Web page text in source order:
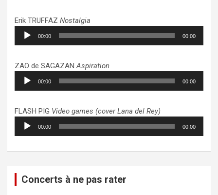
Erik TRUFFAZ Nostalgia
Lecteur
audio
00:00 00:00
ZAO de SAGAZANAspiration
Lecteur
audio
00:00 00:00
FLASH PIG Video games (cover Lana del Rey)
Lecteur
audio
00:00 00:00
Concerts à ne pas rater